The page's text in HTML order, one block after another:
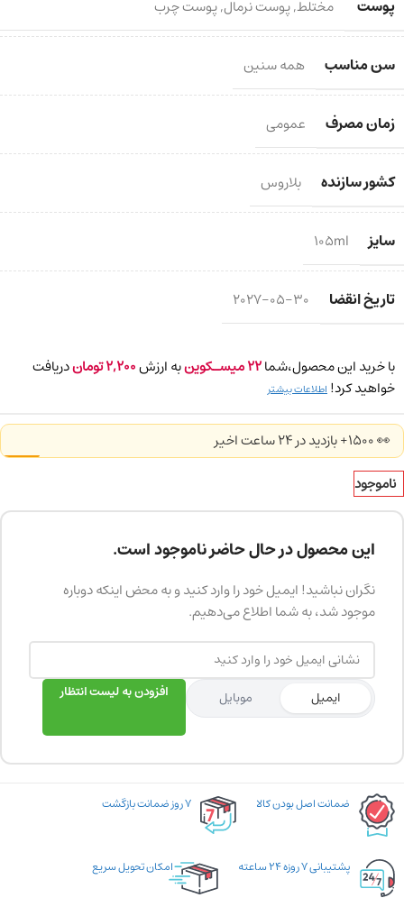
پوست مختلط,پوست نرمال,پوست چرب
سن مناسب همه سنین
زمان مصرف عمومی
کشور سازنده بلاروس
سایز 105ml
تاریخ انقضا 2027-05-30
با خرید این محصول،شما22میسـکوینبه ارزش2,200توماندریافت
خواهید کرد! اطلاعات بیشتر
👀 1500+ بازدید در ۲۴ ساعت اخیر
ناموجود
این محصول در حال حاضر ناموجود است.
نگران نباشید! ایمیل خود را وارد کنید و به محض اینکه دوباره
موجود شد، به شما اطلاع می‌دهیم.
ایمیل موبایل افزودن به لیست انتظار
ضمانت اصل بودن کالا ۷ روز ضمانت بازگشت
پشتیبانی ۷ روزه ۲۴ ساعته امکان تحویل سریع